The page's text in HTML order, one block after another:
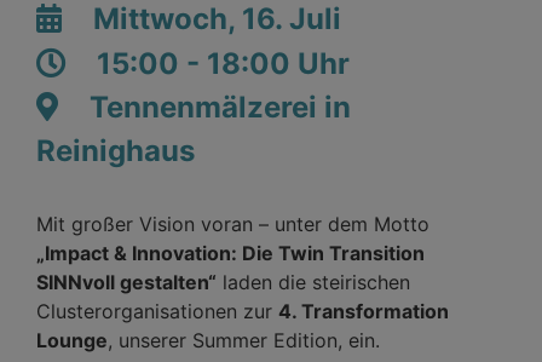
Mittwoch, 16. Juli
15:00 - 18:00 Uhr
Tennenmälzerei in
Reinighaus
Mit großer Vision voran – unter dem Motto
„Impact & Innovation: Die Twin Transition
SINNvoll gestalten“ laden die steirischen
Clusterorganisationen zur 4. Transformation
Lounge, unserer Summer Edition, ein.